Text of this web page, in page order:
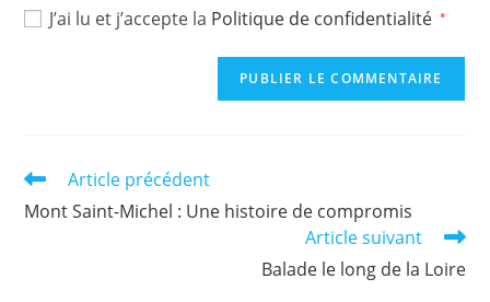
J’ai lu et j’accepte la Politique de confidentialité *
Read
articles
Article précédent
Mont Saint-Michel : Une histoire de compromis
Article suivant
Balade le long de la Loire